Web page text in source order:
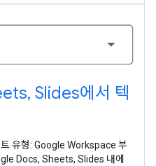
Slides에서 텍
유형: Google Workspace 부
Docs, Sheets, Slides 내에